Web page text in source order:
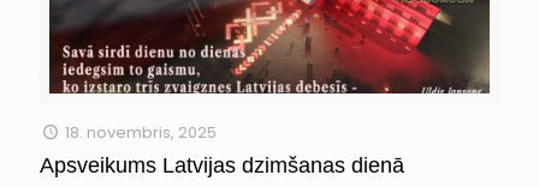
18. novembris, 2025
Apsveikums Latvijas dzimšanas dienā